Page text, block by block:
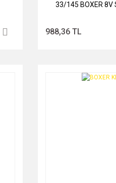
33/145 BOXER 8V
988,36 TL